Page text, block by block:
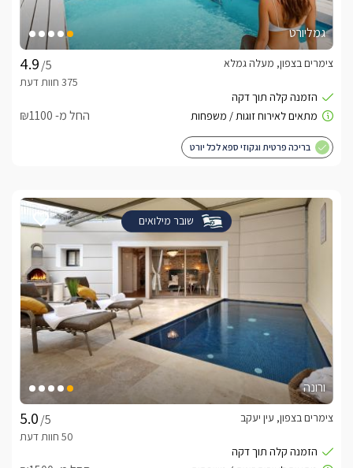
גמליורט
/5
צימרים בצפון, מעלה גמלא
החל מ- ₪1100
בריכה פרטית וגקוזי ספא לכל יורט
שובר מילואים
ורונה
/5
צימרים בצפון, עין יעקב